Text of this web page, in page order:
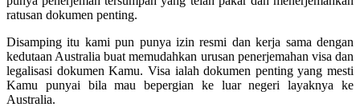
ratusan dokumen penting.
Disamping itu kami pun punya izin resmi dan kerja sama dengan
kedutaan Australia buat memudahkan urusan penerjemahan visa dan
legalisasi dokumen Kamu. Visa ialah dokumen penting yang mesti
Kamu punyai bila mau bepergian ke luar negeri layaknya ke
Australia.